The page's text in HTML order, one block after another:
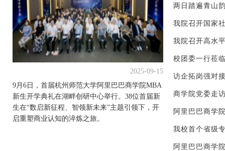
2025-09-15
9月6日，首届杭州师范大学阿里巴巴商学院MBA
新生开学典礼在湖畔创研中心举行。38位首届新
生在“数启新征程、智领新未来”主题引领下，开
启重塑商业认知的淬炼之旅。
两日踏遍青山韵
我院召开国家
我院召开高水
校团委一行莅
访企拓岗强对
商学院党委走访
阿里巴巴商学
我校首个省级
阿里巴巴商学院